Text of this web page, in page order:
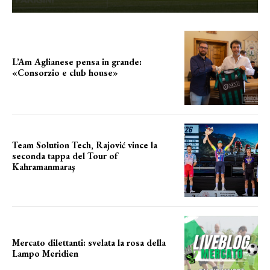
L’Am Aglianese pensa in grande:
«Consorzio e club house»
Team Solution Tech, Rajović vince la
seconda tappa del Tour of
Kahramanmaraş
Mercato dilettanti: svelata la rosa della
Lampo Meridien